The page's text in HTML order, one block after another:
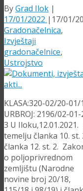
ByGrad Ilok |
17/01/2022 | 17/01/
Gradonačelnica,
Izvještaji
gradonačelnice,
Ustrojstvo
KLASA:320-02/20-01/
URBROJ: 2196/02-
3 U Iloku,12.01.2021.
temelju članka 10. st.
članka 12. st. 2.
o poljoprivrednom
zemljištu (Narodne
novine broj 20/18,